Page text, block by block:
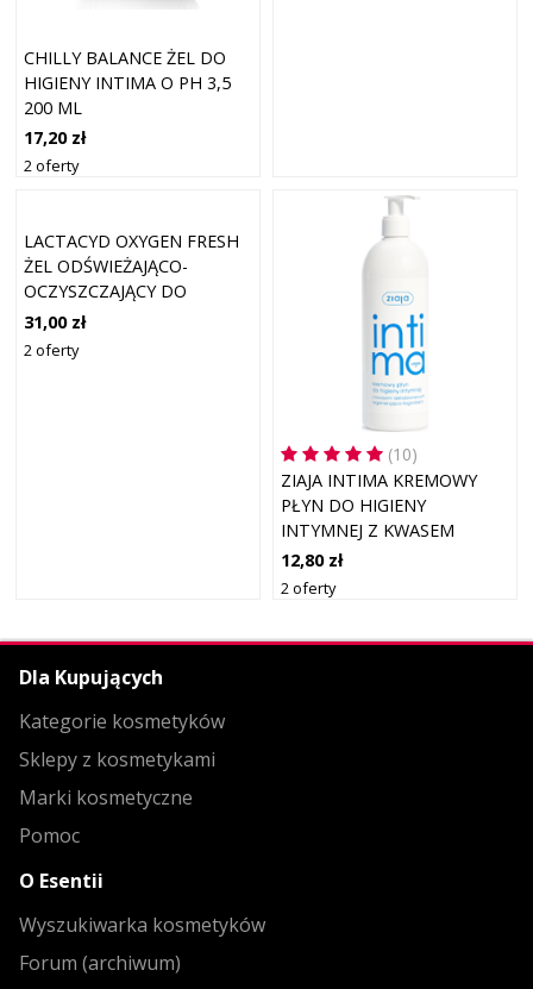
CHILLY BALANCE ŻEL DO
HIGIENY INTIMA O PH 3,5
200 ML
17,20 zł
2 oferty
LACTACYD OXYGEN FRESH
ŻEL ODŚWIEŻAJĄCO-
OCZYSZCZAJĄCY DO
HIGIENY INTYMNEJ 200 ML
31,00 zł
2 oferty
(10)
ZIAJA INTIMA KREMOWY
PŁYN DO HIGIENY
INTYMNEJ Z KWASEM
LAKTOBIONOWYM
12,80 zł
2 oferty
Dla Kupujących
Kategorie kosmetyków
Sklepy z kosmetykami
Marki kosmetyczne
Pomoc
O Esentii
Wyszukiwarka kosmetyków
Forum (archiwum)